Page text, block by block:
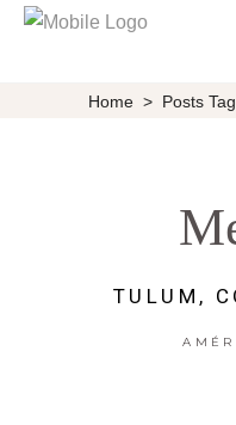
Home > Posts
TULUM,